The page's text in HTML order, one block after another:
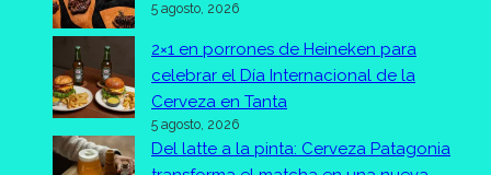
5 agosto, 2026
2×1 en porrones de Heineken para
celebrar el Día Internacional de la
Cerveza en Tanta
5 agosto, 2026
Del latte a la pinta: Cerveza Patagonia